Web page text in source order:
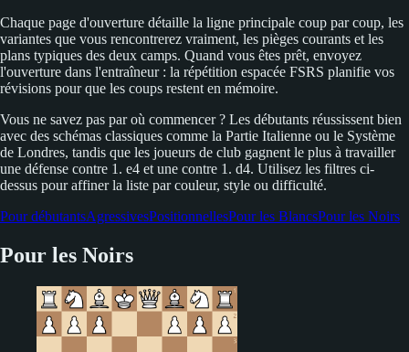
Chaque page d'ouverture détaille la ligne principale coup par coup, les
variantes que vous rencontrerez vraiment, les pièges courants et les
plans typiques des deux camps. Quand vous êtes prêt, envoyez
l'ouverture dans l'entraîneur : la répétition espacée FSRS planifie vos
révisions pour que les coups restent en mémoire.
Vous ne savez pas par où commencer ? Les débutants réussissent bien
avec des schémas classiques comme la Partie Italienne ou le Système
de Londres, tandis que les joueurs de club gagnent le plus à travailler
une défense contre 1. e4 et une contre 1. d4. Utilisez les filtres ci-
dessus pour affiner la liste par couleur, style ou difficulté.
Pour débutantsAgressivesPositionnellesPour les BlancsPour les Noirs
Pour les Noirs